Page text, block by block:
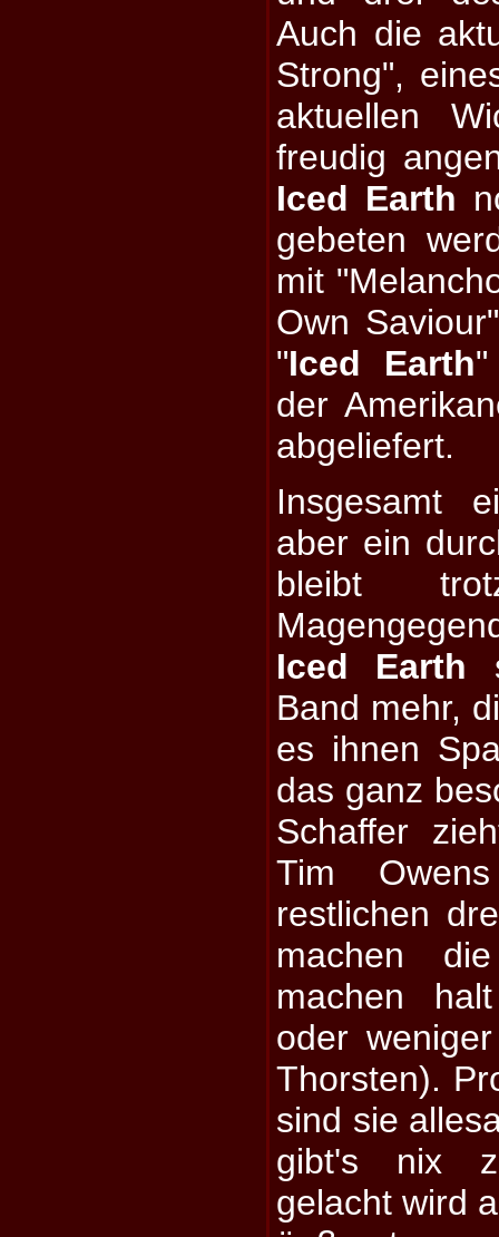
Auch die
Strong",
aktuellen
freudig
Iced Earth
gebeten
mit
Own
"Iced Earth"
der
abgeliefert.
Insgesamt
aber ein
bleibt
Iced Earth
Band mehr,
es ihnen
das ganz
Schaffer
Tim
restlichen
machen
machen
oder
Thorsten).
sind sie
gibt's nix
gelacht wird